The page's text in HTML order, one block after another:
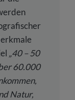
„40 – 50
60.000
Natur,